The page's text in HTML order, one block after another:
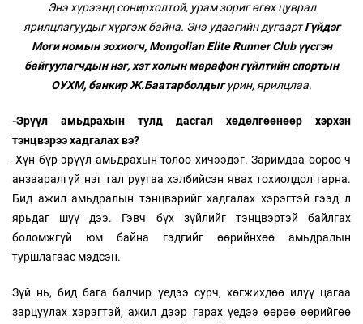
Энэ хүрээнд сонирхолтой, урам зориг өгөх цуврал
ярилцлагуудыг хүргэж байна. Энэ удаагийн дугаартГүйдэг
Моги номын зохиогч, Mongolian Elite Runner Club үүсгэн
байгуулагчдын нэг, хэт холын марафон гүйлтийн спортын
ОУХМ, банкир Ж.Баатарболдыгурин, ярилцлаа.
-Эрүүл амьдрахын тулд дасгал хөдөлгөөнөөр хэрхэн
тэнцвэрээ хадгалах вэ?
-Хүн бүр эрүүл амьдрахын төлөө хичээдэг. Заримдаа өөрөө ч
анзааралгүй нэг тал руугаа хэлбийсэн явах тохиолдол гарна.
Бид ажил амьдралын тэнцвэрийг хадгалах хэрэгтэй гээд л
ярьдаг шүү дээ. Гэвч бүх зүйлийг тэнцвэртэй байлгах
боломжгүй юм байна гэдгийг өөрийнхөө амьдралын
туршлагаас мэдсэн.
Зүй нь, бид бага балчир үедээ сурч, хөгжихдөө илүү цагаа
зарцуулах хэрэгтэй, ажил дээр гарах үедээ өөрөө өөрийгөө